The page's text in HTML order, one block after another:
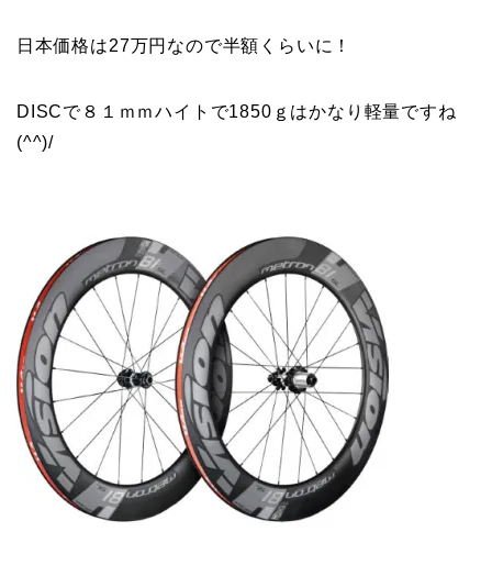
日本価格は27万円なので半額くらいに！
DISCで８１ｍｍハイトで1850ｇはかなり軽量ですね
(^^)/